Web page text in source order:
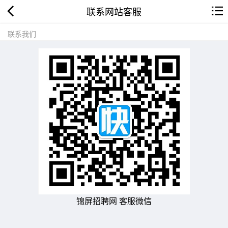
联系网站客服
联系我们
锦屏招聘网 客服微信